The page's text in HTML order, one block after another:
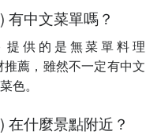
有中文菜單嗎？
提供的是無菜單料理
薦，雖然不一定有中文
色。
在什麼景點附近？